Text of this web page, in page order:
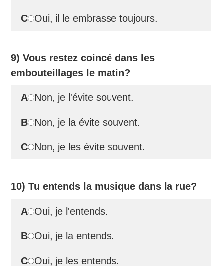
C Oui, il le embrasse toujours.
9) Vous restez coincé dans les
embouteillages le matin?
A Non, je l'évite souvent.
B Non, je la évite souvent.
C Non, je les évite souvent.
10) Tu entends la musique dans la rue?
A Oui, je l'entends.
B Oui, je la entends.
C Oui, je les entends.